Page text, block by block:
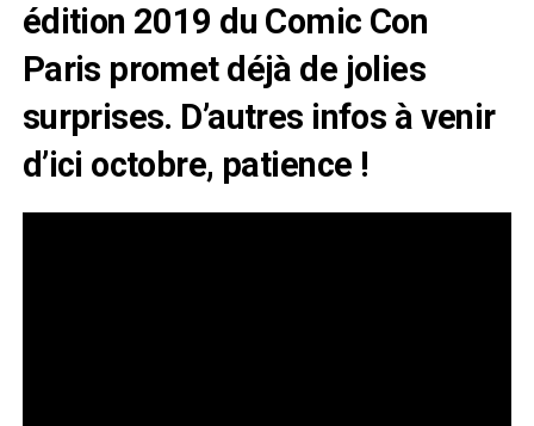
édition 2019 du Comic Con
Paris promet déjà de jolies
surprises. D’autres infos à venir
d’ici octobre, patience !